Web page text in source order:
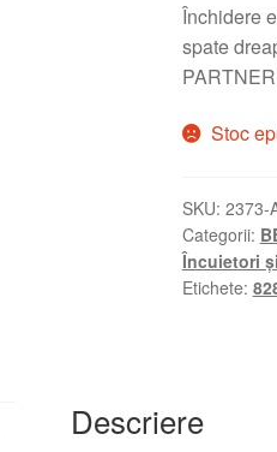
Închidere
spate
Stoc
SKU: 2373-
Categorii:
Încuietori
Etichete:
Descriere